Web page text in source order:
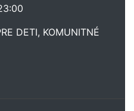
DETI, KOMUNITNÉ